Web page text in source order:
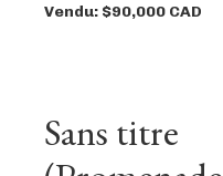
Vendu: $90,000 CAD
Sans titre